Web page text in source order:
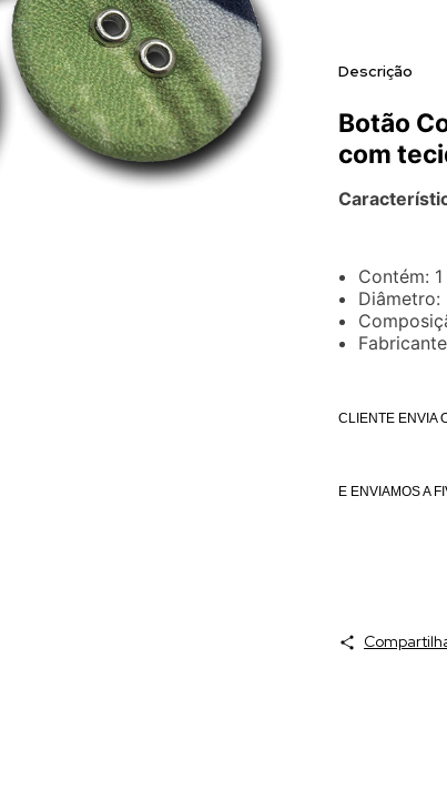
Descrição
Botão
com
Contém:
Diâmetro:
CLIENTE ENVIA
E ENVIAMOS A